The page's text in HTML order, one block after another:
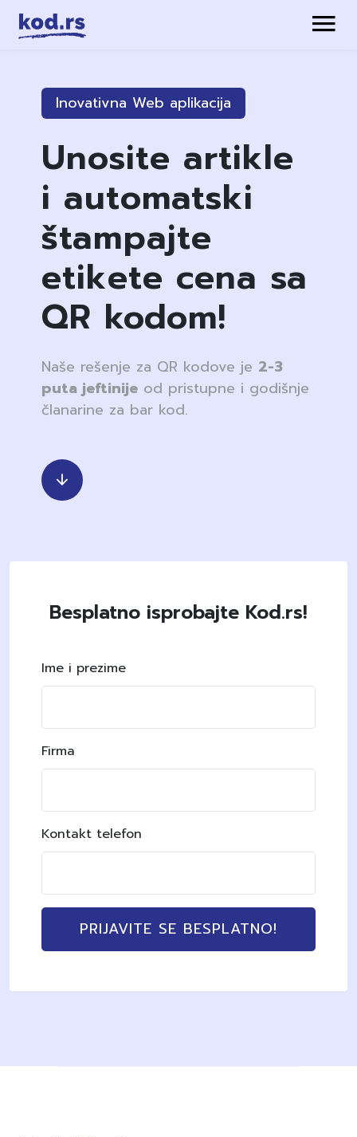
Inovativna Web aplikacija
Unosite artikle
i automatski
štampajte
etikete cena sa
QR kodom!
Naše rešenje za QR kodove je 2-3
puta jeftinije od pristupne i godišnje
članarine za bar kod.
Besplatno isprobajte Kod.rs!
Ime i prezime
Firma
Kontakt telefon
PRIJAVITE SE BESPLATNO!